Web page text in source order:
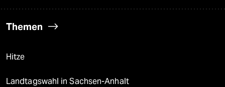
Themen
Hitze
Landtagswahl in Sachsen-Anhalt